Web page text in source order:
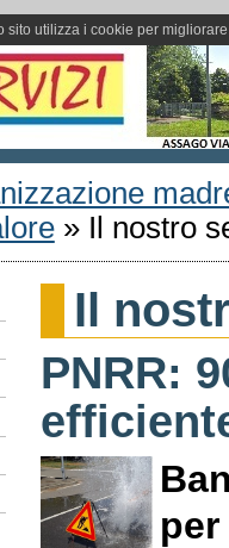
sito utilizza i cookie per
» Il nostro
Il
PNRR: